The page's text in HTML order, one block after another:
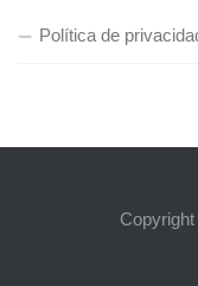
Política de